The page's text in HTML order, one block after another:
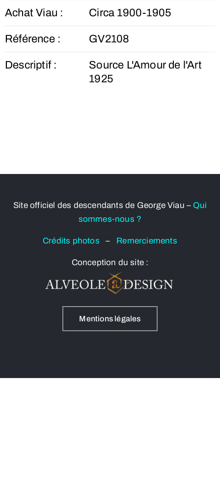
Achat Viau : Circa 1900-1905
Référence : GV2108
Descriptif :
Source L'Amour de l'Art
1925
Site officiel des descendants de George Viau – Qui
sommes-nous ?
Crédits photos– Remerciements
Conception du site :
Mentions légales